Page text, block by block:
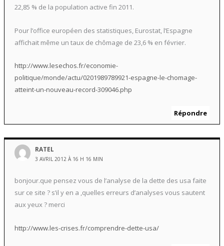
22,85 % de la population active fin 2011.
Pour l’office européen des statistiques, Eurostat, l’Espagne
affichait même un taux de chômage de 23,6 % en février.
http://www.lesechos.fr/economie-
politique/monde/actu/0201989789921-espagne-le-chomage-
atteint-un-nouveau-record-309046.php
Répondre
RATEL
3 AVRIL 2012 À 16 H 16 MIN
bonjour.que pensez vous de l’analyse de la dette des usa faite
sur ce site ? s’il y en a ,quelles erreurs d’analyses vous sautent
aux yeux ? merci
http://www.les-crises.fr/comprendre-dette-usa/